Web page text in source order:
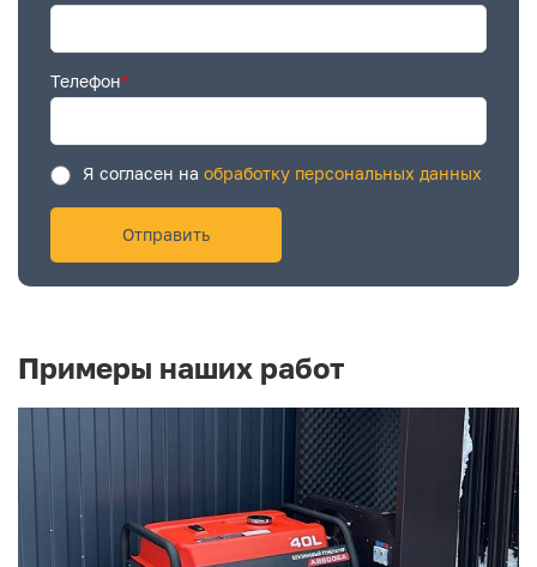
Телефон*
Я согласен на обработку персональных данных
Примеры наших работ